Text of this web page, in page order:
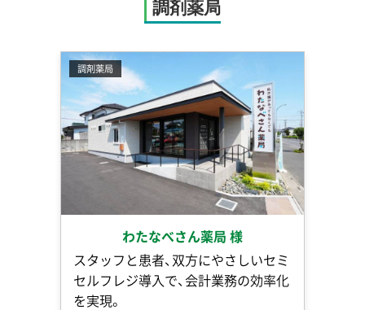
調剤薬局
調剤薬局
わたなべさん薬局 様
スタッフと患者、双方にやさしいセミ
セルフレジ導入で、会計業務の効率化
を実現。